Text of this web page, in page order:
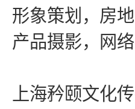
形象策划，房
产品摄影，网
上海矜颐文化